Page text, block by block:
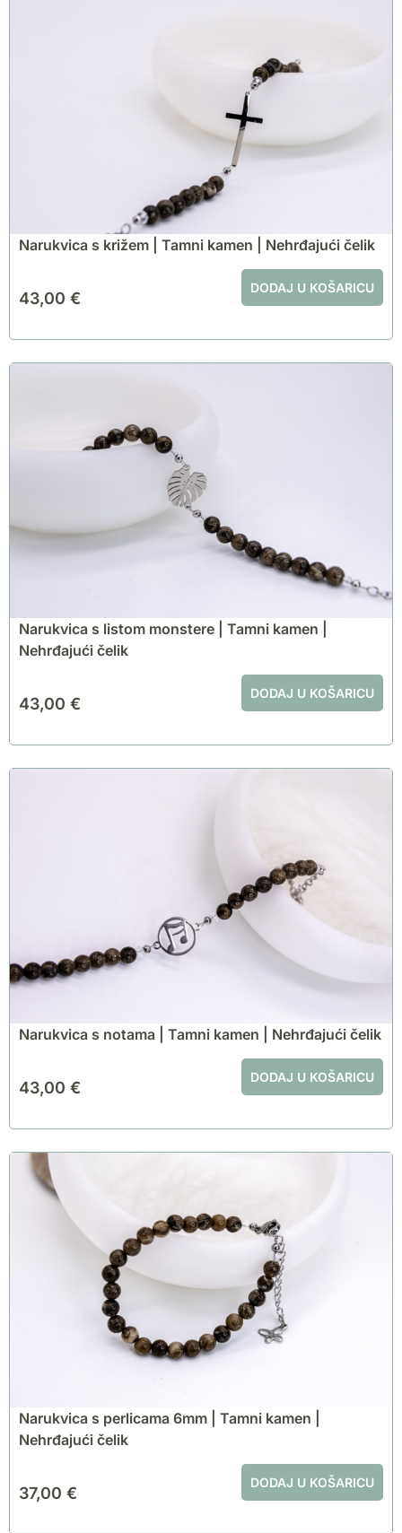
Narukvica s križem | Tamni kamen | Nehrđajući čelik
43,00 €
DODAJ U KOŠARICU
Narukvica s listom monstere | Tamni kamen |
Nehrđajući čelik
43,00 €
DODAJ U KOŠARICU
Narukvica s notama | Tamni kamen | Nehrđajući čelik
43,00 €
DODAJ U KOŠARICU
Narukvica s perlicama 6mm | Tamni kamen |
Nehrđajući čelik
37,00 €
DODAJ U KOŠARICU